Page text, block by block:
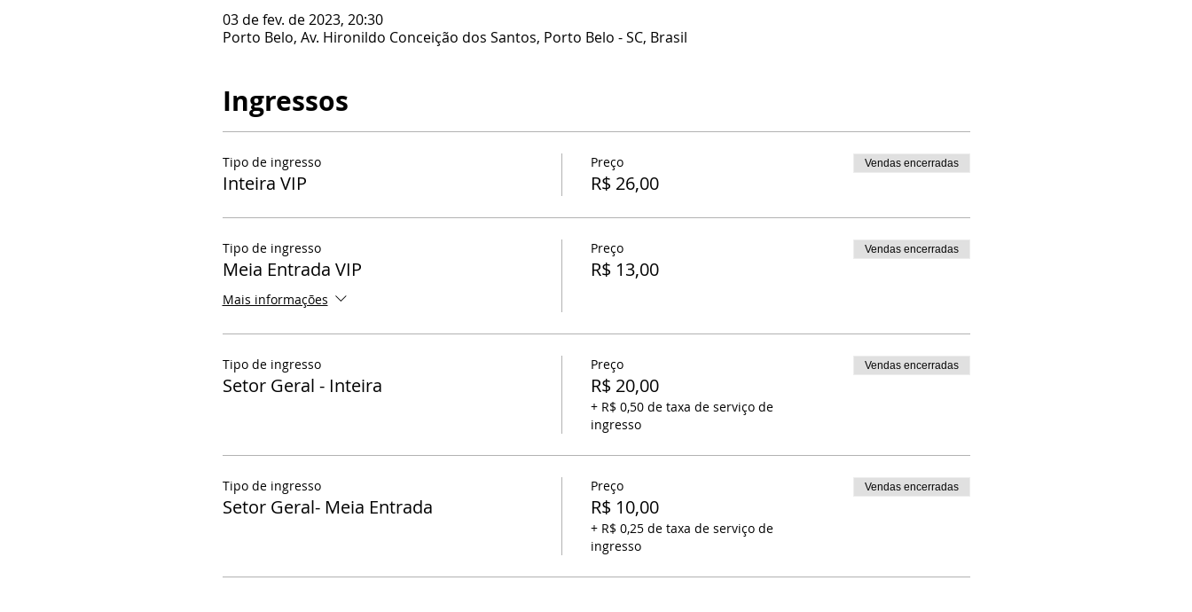
03 de fev. de 2023, 20:30
Porto Belo, Av. Hironildo Conceição dos Santos, Porto Belo - SC, Brasil
Ingressos
Tipo de ingresso
Inteira VIP
Preço
R$ 26,00
Vendas encerradas
Tipo de ingresso
Meia Entrada VIP
Mais informações
Preço
R$ 13,00
Vendas encerradas
Tipo de ingresso
Setor Geral - Inteira
Preço
R$ 20,00
+ R$ 0,50 de taxa de serviço de
ingresso
Vendas encerradas
Tipo de ingresso
Setor Geral- Meia Entrada
Preço
R$ 10,00
+ R$ 0,25 de taxa de serviço de
ingresso
Vendas encerradas